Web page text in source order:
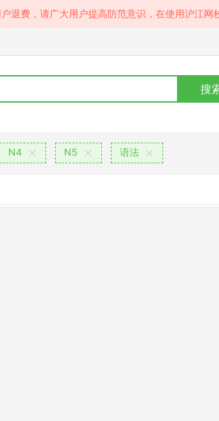
退费，请广大用户提高防范意识，在使用沪江网
搜
N4 N5 语法